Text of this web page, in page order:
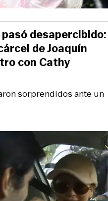
sorprendidos ante un
desapercibido:
de Joaquín
con Cathy